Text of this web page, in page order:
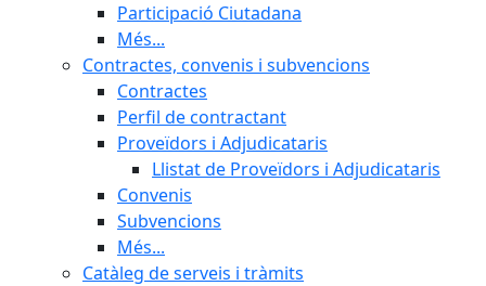
Participació Ciutadana
Més...
Contractes, convenis i subvencions
Contractes
Perfil de contractant
Proveïdors i Adjudicataris
Llistat de Proveïdors i Adjudicataris
Convenis
Subvencions
Més...
Catàleg de serveis i tràmits